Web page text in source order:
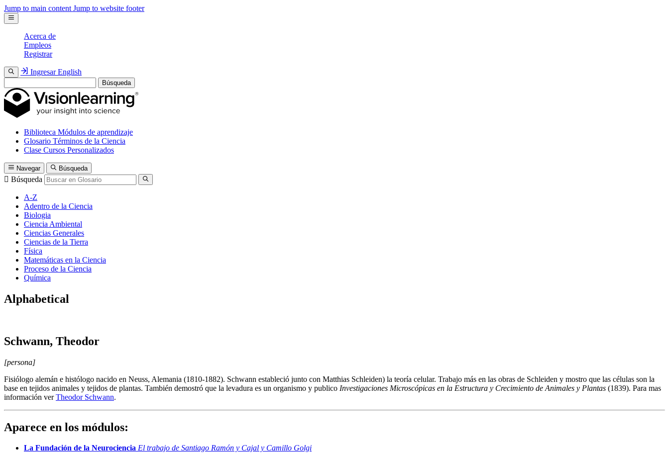
Jump to main content Jump to website footer
Acerca de
Empleos
Registrar
Ingresar English
Búsqueda
Biblioteca Módulos de aprendizaje
Glosario Términos de la Ciencia
Clase Cursos Personalizados
Navegar Búsqueda
Búsqueda
A-Z
Adentro de la Ciencia
Biologia
Ciencia Ambiental
Ciencias Generales
Ciencias de la Tierra
Física
Matemáticas en la Ciencia
Proceso de la Ciencia
Química
Alphabetical
Schwann, Theodor
[persona]
Fisiólogo alemán e histólogo nacido en Neuss, Alemania (1810-1882). Schwann estableció junto con Matthias Schleiden) la teoría celular. Trabajo más en las obras de Schleiden y mostro que las células son la
base en tejidos animales y tejidos de plantas. También demostró que la levadura es un organismo y publico Investigaciones Microscópicas en la Estructura y Crecimiento de Animales y Plantas (1839). Para mas
información verTheodor Schwann.
Aparece en los módulos:
La Fundación de la Neurociencia El trabajo de Santiago Ramón y Cajal y Camillo Golgi